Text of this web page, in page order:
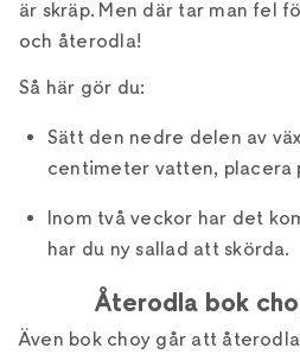
är skräp. Men där tar man fel
och återodla!
Så här gör du:
Sätt den nedre delen av
centimeter vatten, placera
Inom två veckor har det
har du ny sallad att skörda.
Återodla bok
Även bok choy går att